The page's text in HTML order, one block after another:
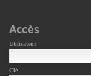
Accès
Utilisateur
Clé